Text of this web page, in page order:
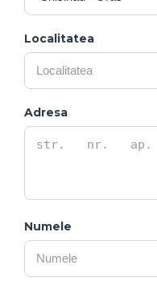
Localitatea
Adresa
Numele